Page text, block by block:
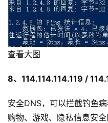
查看大图
8、114.114.114.119 /
安全DNS，可以拦截钓鱼
购物、游戏、隐私信息安